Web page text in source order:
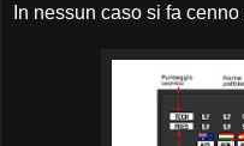
In nessun caso si fa